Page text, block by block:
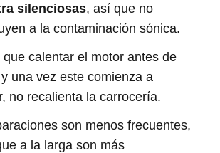
silenciosas, así que no
a la contaminación sónica.
que calentar el motor antes de
una vez este comienza a
no recalienta la carrocería.
son menos frecuentes,
a la larga son más